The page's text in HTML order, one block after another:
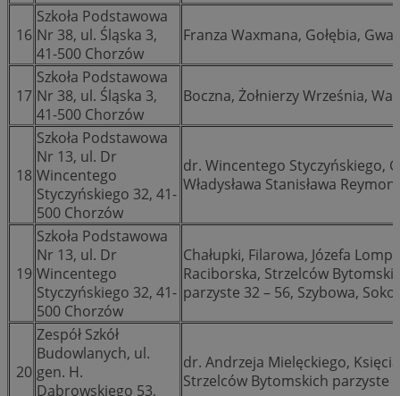
16
Szkoła Podstawowa
Nr 38, ul. Śląska 3,
41-500 Chorzów
Franza Waxmana, Gołębia,
17
Szkoła Podstawowa
Nr 38, ul. Śląska 3,
41-500 Chorzów
Boczna, Żołnierzy Września,
18
Szkoła Podstawowa
Nr 13, ul. Dr
Wincentego
Styczyńskiego 32, 41-
500 Chorzów
dr. Wincentego Styczyńskiego,
Władysława Stanisława
19
Szkoła Podstawowa
Nr 13, ul. Dr
Wincentego
Styczyńskiego 32, 41-
500 Chorzów
Chałupki, Filarowa, Józefa
Raciborska, Strzelców
parzyste 32 – 56, Szybowa,
20
Zespół Szkół
Budowlanych, ul.
gen. H.
Dąbrowskiego 53,
dr. Andrzeja Mielęckiego,
Strzelców Bytomskich parzyste